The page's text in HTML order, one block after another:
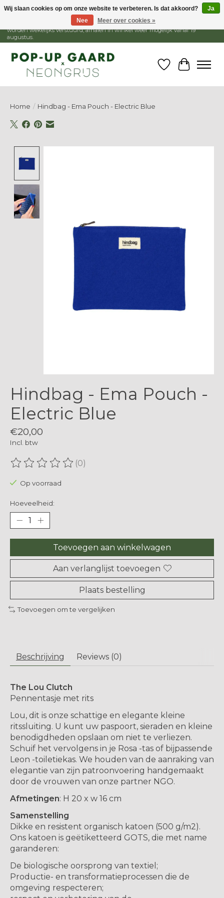
1 - 15 augustus is de winkel gesloten, webshop blijft open. Bestellingen
worden wekelijks verstuurd, afhalen in winkel weer mogelijk vanaf 19
augustus.
Verlanglijst
Home / Hindbag - Ema Pouch - Electric Blue
Hindbag - Ema Pouch -
Electric Blue
€20,00
Incl. btw
De beoordeling van dit product is
(0)
Op voorraad
Hoeveelheid:
Toevoegen aan winkelwagen
Aan verlanglijst toevoegen
Plaats bestelling
Toevoegen om te vergelijken
Beschrijving Reviews (0)
The Lou Clutch
Pennentasje met rits
Lou, dit is onze schattige en elegante kleine
ritssluiting. U kunt uw paspoort, sieraden en kleine
benodigdheden opslaan om niet te verliezen.
Schuif het vervolgens in je Rosa -tas of bijpassende
Leon -toiletiekas. We houden van de aanraking van
elegantie van zijn patroonvoering handgemaakt
door de vrouwen van onze partner NGO.
Afmetingen: H 20 x w 16 cm
Samenstelling
Dikke en resistent organisch katoen (500 g/m2).
Ons katoen is geëtiketteerd GOTS, die met name
garanderen:
De biologische oorsprong van textiel;
Productie- en transformatieprocessen die de
omgeving respecteren;
Wij slaan cookies op om onze website te verbeteren. Is dat akkoord?
Ja
Nee
Meer over cookies »